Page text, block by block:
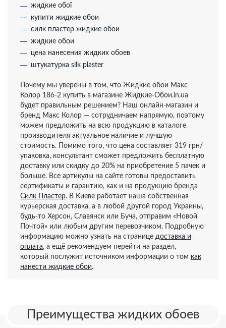
жидкие обої
купити жидкие обои
силк пластер жидкие обои
жидкие обои
цена нанесения жидких обоев
штукатурка silk plaster
Почему мы уверены в том, что Жидкие обои Макс
Колор 186-2 купить в магазине Жидкие-Обои.in.ua
будет правильным решением? Наш онлайн-магазин и
бренд Макс Колор — сотрудничаем напрямую, поэтому
можем предложить на всю продукцию в каталоге
производителя актуальное наличие и лучшую
стоимость. Помимо того, что цена составляет 319 грн/
упаковка, консультант сможет предложить бесплатную
доставку или скидку до 20% на приобретение 5 пачек и
больше. Все артикулы на сайте готовы предоставить
сертификаты и гарантию, как и на продукцию бренда
Силк Пластер. В Киеве работает наша собственная
курьерская доставка, а в любой другой город Украины,
будь-то Херсон, Славянск или Буча, отправим «Новой
Почтой» или любым другим перевозчиком. Подробную
информацию можно узнать на странице доставка и
оплата, а ещё рекомендуем перейти на раздел,
который послужит источником информации о том как
нанести жидкие обои.
Преимущества жидких обоев